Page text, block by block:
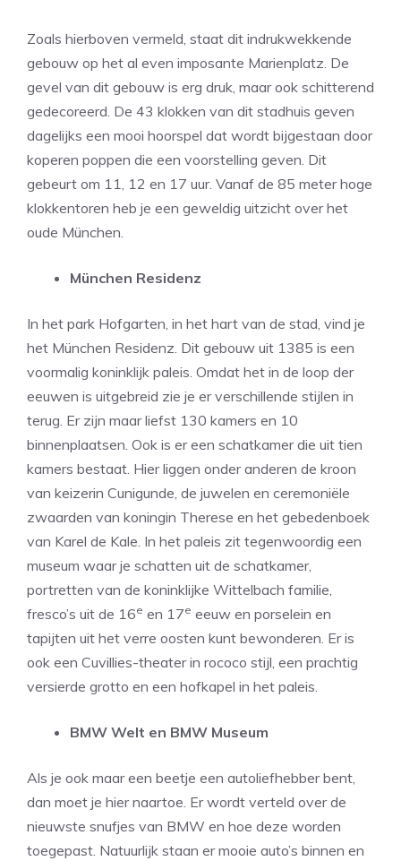
Zoals hierboven vermeld, staat dit indrukwekkende
gebouw op het al even imposante Marienplatz. De
gevel van dit gebouw is erg druk, maar ook schitterend
gedecoreerd. De 43 klokken van dit stadhuis geven
dagelijks een mooi hoorspel dat wordt bijgestaan door
koperen poppen die een voorstelling geven. Dit
gebeurt om 11, 12 en 17 uur. Vanaf de 85 meter hoge
klokkentoren heb je een geweldig uitzicht over het
oude München.
München Residenz
In het park Hofgarten, in het hart van de stad, vind je
het München Residenz. Dit gebouw uit 1385 is een
voormalig koninklijk paleis. Omdat het in de loop der
eeuwen is uitgebreid zie je er verschillende stijlen in
terug. Er zijn maar liefst 130 kamers en 10
binnenplaatsen. Ook is er een schatkamer die uit tien
kamers bestaat. Hier liggen onder anderen de kroon
van keizerin Cunigunde, de juwelen en ceremoniële
zwaarden van koningin Therese en het gebedenboek
van Karel de Kale. In het paleis zit tegenwoordig een
museum waar je schatten uit de schatkamer,
portretten van de koninklijke Wittelbach familie,
fresco’s uit de 16e en 17e eeuw en porselein en
tapijten uit het verre oosten kunt bewonderen. Er is
ook een Cuvillies-theater in rococo stijl, een prachtig
versierde grotto en een hofkapel in het paleis.
BMW Welt en BMW Museum
Als je ook maar een beetje een autoliefhebber bent,
dan moet je hier naartoe. Er wordt verteld over de
nieuwste snufjes van BMW en hoe deze worden
toegepast. Natuurlijk staan er mooie auto’s binnen en